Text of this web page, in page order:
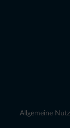
Allgemeine